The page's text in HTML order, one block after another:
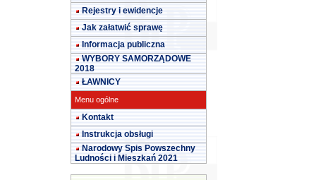
Rejestry i ewidencje
Jak załatwić sprawę
Informacja publiczna
WYBORY SAMORZĄDOWE
2018
ŁAWNICY
Menu ogólne
Kontakt
Instrukcja obsługi
Narodowy Spis Powszechny
Ludności i Mieszkań 2021